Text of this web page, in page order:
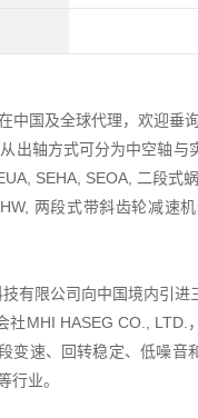
中国及全球代理，欢迎垂询
出轴方式可分为中空轴与
SEHA, SEOA, 二段式
两段式带斜齿轮减速
有限公司向中国境内引
MHI HASEG CO., LTD.
变速、回转稳定、低噪音
行业。